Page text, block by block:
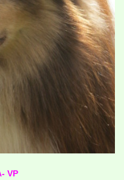
VP